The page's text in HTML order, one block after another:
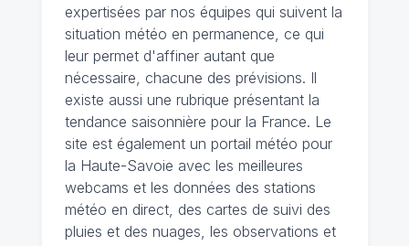
expertisées par nos équipes qui suivent la
situation météo en permanence, ce qui
leur permet d'affiner autant que
nécessaire, chacune des prévisions. Il
existe aussi une rubrique présentant la
tendance saisonnière pour la France. Le
site est également un portail météo pour
la Haute-Savoie avec les meilleures
webcams et les données des stations
météo en direct, des cartes de suivi des
pluies et des nuages, les observations et